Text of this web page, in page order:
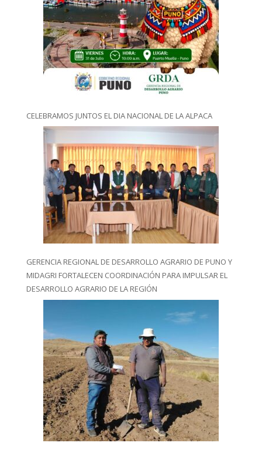
CELEBRAMOS JUNTOS EL DIA NACIONAL DE LA ALPACA
GERENCIA REGIONAL DE DESARROLLO AGRARIO DE PUNO Y
MIDAGRI FORTALECEN COORDINACIÓN PARA IMPULSAR EL
DESARROLLO AGRARIO DE LA REGIÓN